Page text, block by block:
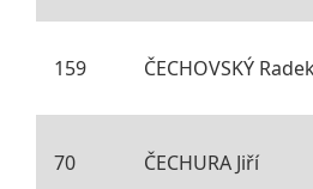
159 ČECHOVSKÝ
70 ČECHURA Jiří